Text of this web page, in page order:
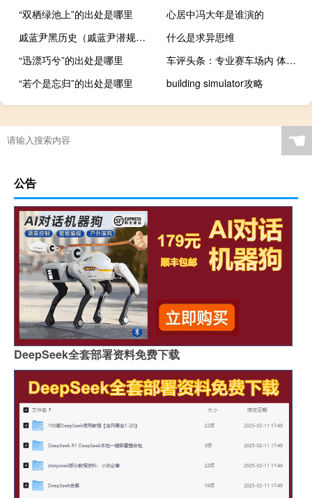
“双栖绿池上”的出处是哪里
心居中冯大年是谁演的
戚蓝尹黑历史（戚蓝尹潜规则）
什么是求异思维
“迅漂巧兮”的出处是哪里
车评头条：专业赛车场内 体验丰田规避碰撞辅助套装
“若个是忘归”的出处是哪里
building simulator攻略
☚
公告
DeepSeek全套部署资料免费下载